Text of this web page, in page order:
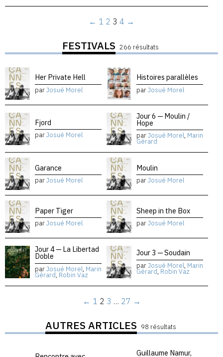
← 1 2 3 4 →
FESTIVALS 266 résultats
Her Private Hell
parJosué Morel
Histoires parallèles
parJosué Morel
Fjord
parJosué Morel
Jour 6 — Moulin /
Hope
parJosué Morel, Marin
Gérard
Garance
parJosué Morel
Moulin
parJosué Morel
Paper Tiger
parJosué Morel
Sheep in the Box
parJosué Morel
Jour 4 — La Libertad
Doble
parJosué Morel, Marin
Gérard, Robin Vaz
Jour 3 — Soudain
parJosué Morel, Marin
Gérard, Robin Vaz
← 1 2 3 … 27 →
AUTRES ARTICLES 98 résultats
Guillaume Namur,